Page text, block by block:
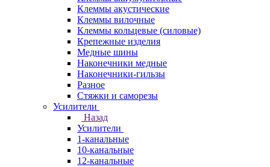
Клеммы акустические
Клеммы вилочные
Клеммы кольцевые (силовые)
Крепежные изделия
Медные шины
Наконечники медные
Наконечники-гильзы
Разное
Стяжки и саморезы
Усилители
Назад
Усилители
1-канальные
10-канальные
12-канальные